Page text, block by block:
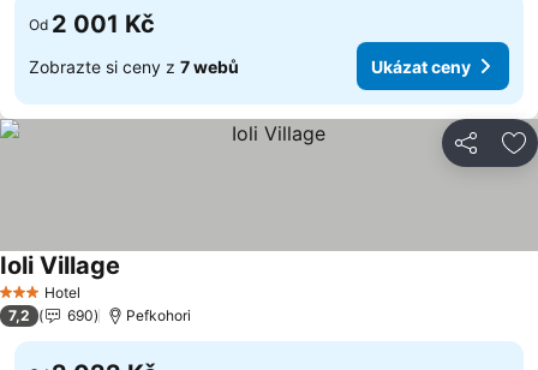
Od 2 001 Kč
Zobrazte si ceny z 7 webů Ukázat ceny
Sdílet
3 Počet hvězdiček
Hotel
Ioli Village
7,2 690 Pefkohori